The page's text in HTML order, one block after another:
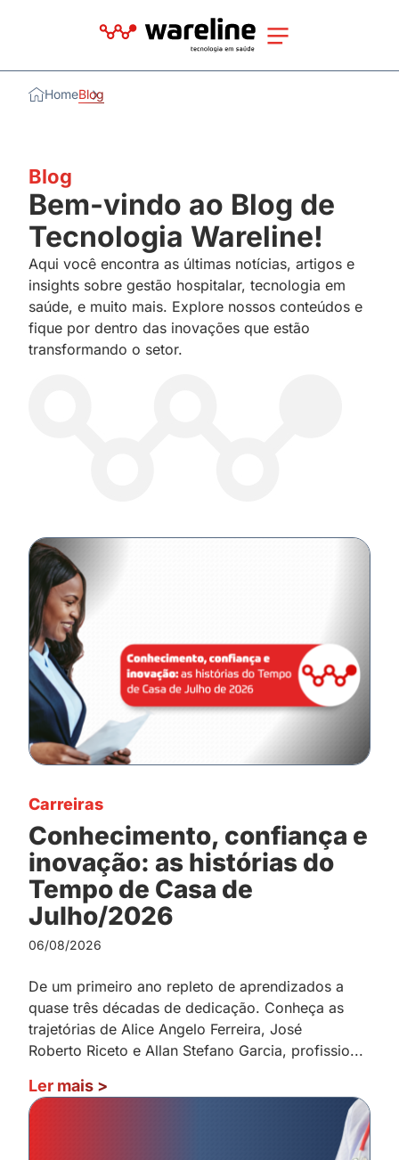
HomeBlog
Blog
Bem-vindo ao Blog de
Tecnologia Wareline!
Aqui você encontra as últimas notícias, artigos e
insights sobre gestão hospitalar, tecnologia em
saúde, e muito mais. Explore nossos conteúdos e
fique por dentro das inovações que estão
transformando o setor.
Carreiras
Conhecimento, confiança e
inovação: as histórias do
Tempo de Casa de
Julho/2026
06/08/2026
De um primeiro ano repleto de aprendizados a
quase três décadas de dedicação. Conheça as
trajetórias de Alice Angelo Ferreira, José
Roberto Riceto e Allan Stefano Garcia, profissio...
Ler mais >